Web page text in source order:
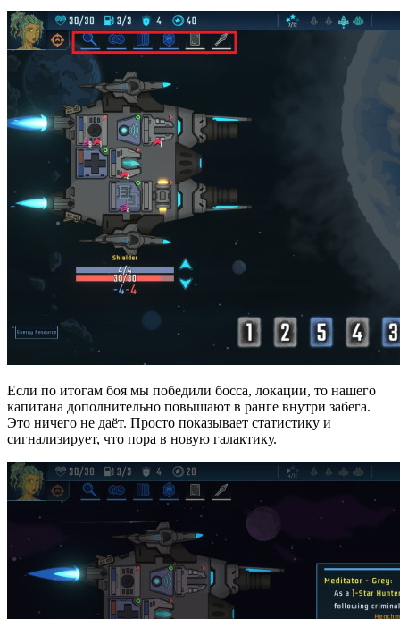
Если по итогам боя мы победили босса, локации, то нашего
капитана дополнительно повышают в ранге внутри забега.
Это ничего не даёт. Просто показывает статистику и
сигнализирует, что пора в новую галактику.